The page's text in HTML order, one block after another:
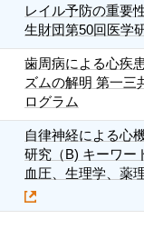
レイル予防の重要
生財団第50回医学
歯周病による心疾
ズムの解明 第一三
ログラム
自律神経による心
研究（B) キーワー
血圧、生理学、薬